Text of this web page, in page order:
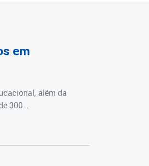
em
além da
300...